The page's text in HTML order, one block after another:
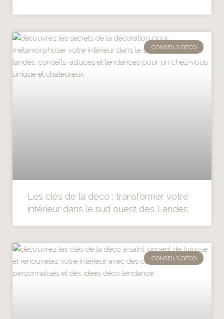
CONSEILS DÉCO
Les clés de la déco : transformer votre
intérieur dans le sud ouest des Landes
CONSEILS DÉCO